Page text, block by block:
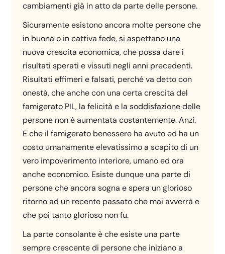
cambiamenti già in atto da parte delle persone.
Sicuramente esistono ancora molte persone che
in buona o in cattiva fede, si aspettano una
nuova crescita economica, che possa dare i
risultati sperati e vissuti negli anni precedenti.
Risultati effimeri e falsati, perché va detto con
onestà, che anche con una certa crescita del
famigerato PIL, la felicità e la soddisfazione delle
persone non è aumentata costantemente. Anzi.
E che il famigerato benessere ha avuto ed ha un
costo umanamente elevatissimo a scapito di un
vero impoverimento interiore, umano ed ora
anche economico. Esiste dunque una parte di
persone che ancora sogna e spera un glorioso
ritorno ad un recente passato che mai avverrà e
che poi tanto glorioso non fu.
La parte consolante è che esiste una parte
sempre crescente di persone che iniziano a